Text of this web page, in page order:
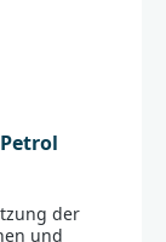
der
und